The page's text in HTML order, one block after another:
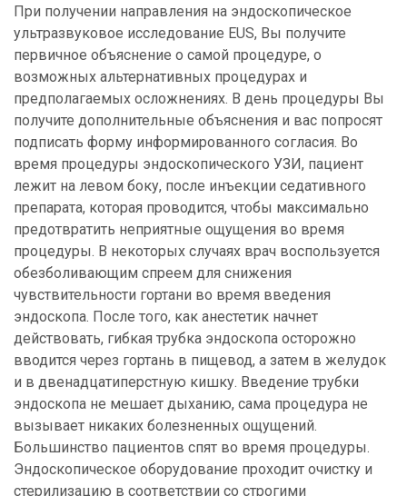
При получении направления на эндоскопическое
ультразвуковое исследование EUS, Вы получите
первичное объяснение о самой процедуре, о
возможных альтернативных процедурах и
предполагаемых осложнениях. В день процедуры Вы
получите дополнительные объяснения и вас попросят
подписать форму информированного согласия. Во
время процедуры эндоскопического УЗИ, пациент
лежит на левом боку, после инъекции седативного
препарата, которая проводится, чтобы максимально
предотвратить неприятные ощущения во время
процедуры. В некоторых случаях врач воспользуется
обезболивающим спреем для снижения
чувствительности гортани во время введения
эндоскопа. После того, как анестетик начнет
действовать, гибкая трубка эндоскопа осторожно
вводится через гортань в пищевод, а затем в желудок
и в двенадцатиперстную кишку. Введение трубки
эндоскопа не мешает дыханию, сама процедура не
вызывает никаких болезненных ощущений.
Большинство пациентов спят во время процедуры.
Эндоскопическое оборудование проходит очистку и
стерилизацию в соответствии со строгими